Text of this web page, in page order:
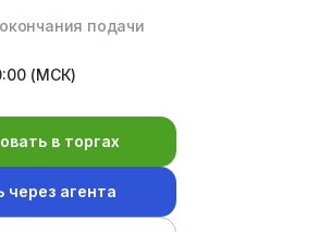
подачи
(МСК)
в торгах
через агента